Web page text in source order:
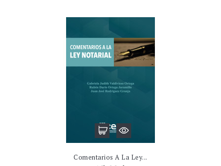
Comentarios A La Ley...